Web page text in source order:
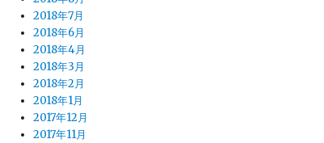
2018年7月
2018年6月
2018年4月
2018年3月
2018年2月
2018年1月
2017年12月
2017年11月